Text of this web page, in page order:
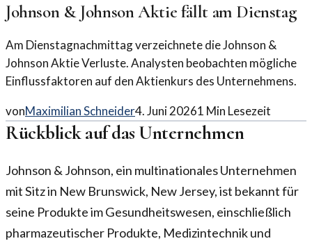
Johnson & Johnson Aktie fällt am Dienstag
Am Dienstagnachmittag verzeichnete die Johnson &
Johnson Aktie Verluste. Analysten beobachten mögliche
Einflussfaktoren auf den Aktienkurs des Unternehmens.
vonMaximilian Schneider4. Juni 20261 Min Lesezeit
Rückblick auf das Unternehmen
Johnson & Johnson, ein multinationales Unternehmen
mit Sitz in New Brunswick, New Jersey, ist bekannt für
seine Produkte im Gesundheitswesen, einschließlich
pharmazeutischer Produkte, Medizintechnik und